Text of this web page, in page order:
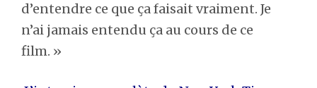
d’entendre ce que ça faisait vraiment. Je
n’ai jamais entendu ça au cours de ce
film. »